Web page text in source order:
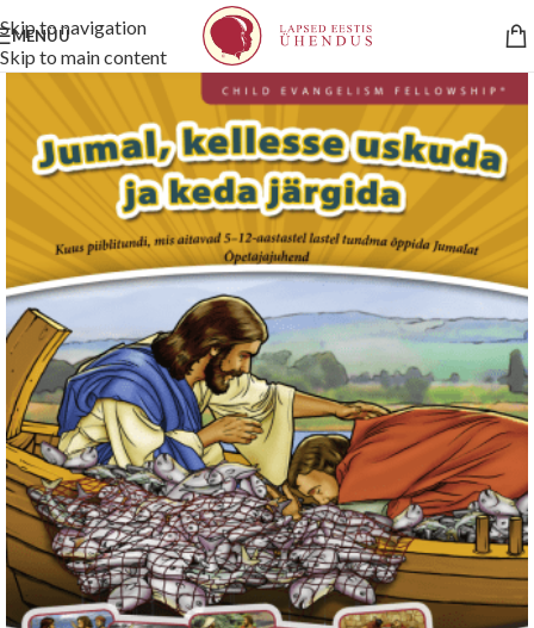
Skip to navigation
Skip to main content
MENÜÜ